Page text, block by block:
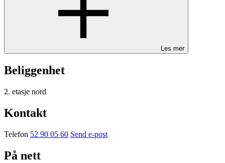
Les mer
Beliggenhet
2. etasje nord
Kontakt
Telefon 52 90 05 60 Send e-post
På nett